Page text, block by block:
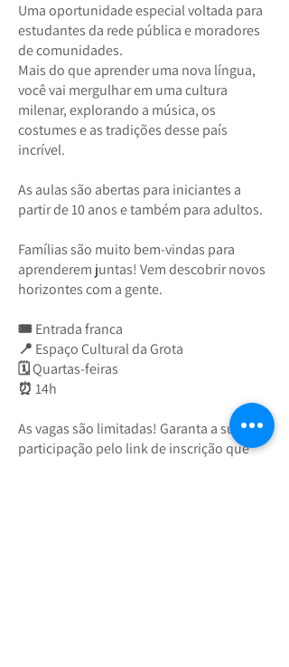
Uma oportunidade especial voltada para
estudantes da rede pública e moradores
de comunidades.
Mais do que aprender uma nova língua,
você vai mergulhar em uma cultura
milenar, explorando a música, os
costumes e as tradições desse país
incrível.
As aulas são abertas para iniciantes a
partir de 10 anos e também para adultos.
Famílias são muito bem-vindas para
aprenderem juntas! Vem descobrir novos
horizontes com a gente.
🎟 Entrada franca
📍 Espaço Cultural da Grota
🗓 Quartas-feiras
⏰ 14h
As vagas são limitadas! Garanta a sua
participação pelo link de inscrição que